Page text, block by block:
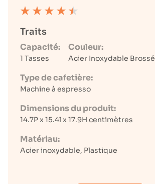
Traits
Capacité:
1 Tasses
Couleur:
Acier Inoxydable Brossé
Type de cafetière:
Machine à espresso
Dimensions du produit:
14.7P x 15.4l x 17.9H centimètres
Matériau:
Acier inoxydable, Plastique